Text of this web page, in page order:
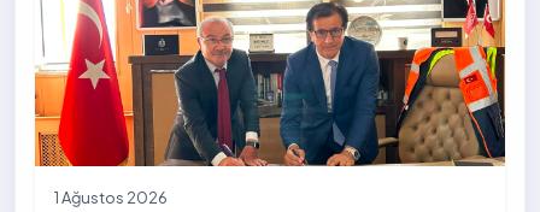
1 Ağustos 2026